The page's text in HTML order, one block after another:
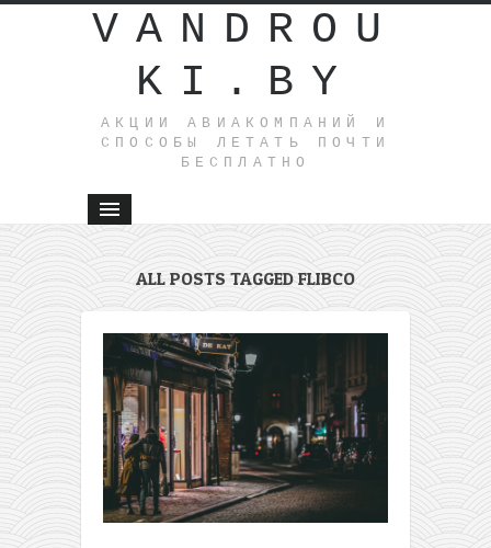
VANDROU
KI.BY
АКЦИИ АВИАКОМПАНИЙ И
СПОСОБЫ ЛЕТАТЬ ПОЧТИ
БЕСПЛАТНО
ALL POSTS TAGGED FLIBCO